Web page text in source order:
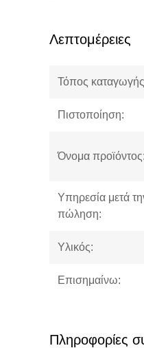
Λεπτομέρειες
Τόπος
Πιστοποίηση:
Όνομα προϊόντος:
Υπηρεσία μετά
πώληση:
Υλικός:
Επισημαίνω:
Πληροφορίες